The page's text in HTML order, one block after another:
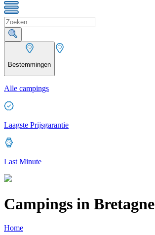
Bestemmingen
Alle campings
Laagste Prijsgarantie
Last Minute
Campings in Bretagne
Home